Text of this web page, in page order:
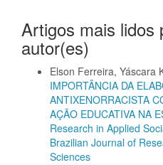
Artigos mais lidos
autor(es)
Elson Ferreira, Yáscara
IMPORTÂNCIA DA
ANTIXENORRACISTA
AÇÃO EDUCATIVA NA
Research in Applied
Brazilian Journal of
Sciences